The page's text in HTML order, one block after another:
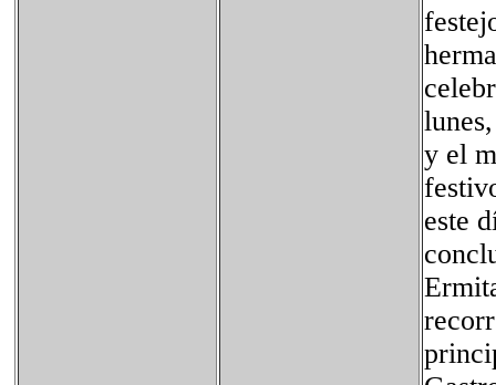
y el
este